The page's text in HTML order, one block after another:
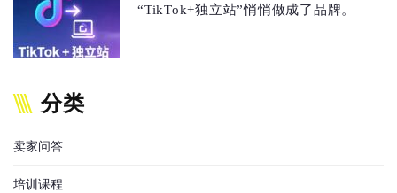
“TikTok+独立站”悄悄做成了品牌。
分类
卖家问答
培训课程